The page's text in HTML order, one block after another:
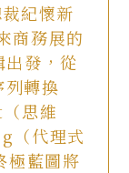
紀懷新
商務展的
發，從
轉換
思維
代理式
極藍圖將